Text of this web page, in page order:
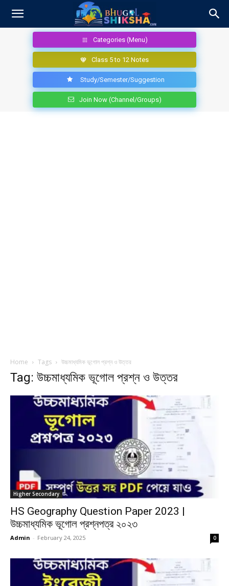
Categories (Menu)
Class 5 to 12 Notes
Study/Semester/Suggestion
Join Now (Channel/Groups)
Home Tags উচ্চমাধ্যমিক ভূগোল প্রশ্ন ও উত্তর
Tag: উচ্চমাধ্যমিক ভূগোল প্রশ্ন ও উত্তর
Higher Secondary
HS Geography Question Paper 2023 |
উচ্চমাধ্যমিক ভূগোল প্রশ্নপত্র ২০২৩
Admin - February 24, 2025 0